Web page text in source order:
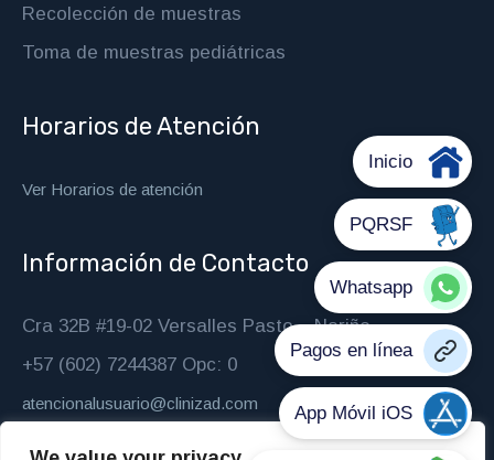
Recolección de muestras
Toma de muestras pediátricas
Horarios de Atención
Ver Horarios de atención
Información de Contacto
Cra 32B #19-02 Versalles Pasto – Nariño
+57 (602) 7244387 Opc: 0
atencionalusuario@clinizad.com